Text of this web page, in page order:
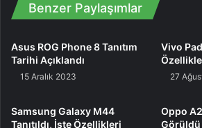
Benzer Paylaşımlar
Asus ROG Phone 8 Tanıtım
Tarihi Açıklandı
15 Aralık 2023
Vivo
27
Samsung Galaxy M44
Tanıtıldı, İşte Özellikleri
Oppo
Görüldü